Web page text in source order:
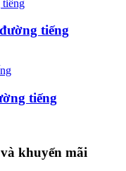
tiếng
tiếng
khuyến mãi